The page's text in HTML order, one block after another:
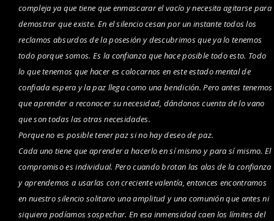
compleja ya que tiene que enmascarar el vacío y necesita agitarse para
demostrar que existe. En el silencio cesan por un instante todos los
reclamos absurdos de la posesión y descubrimos que ya lo tenemos
todo porque somos. Es la confianza que hace posible todo esto. Todo
lo que tenemos que hacer es colocarnos en este estado mental de
confiada espera y la paz llega como una bendición. Pero antes tenemos
queaprender a reconocer su necesidad, dándonos cuenta de lo vano
que son todas las otras necesidades.
Porque no es posible tener paz si no hay deseo de paz.
Cada uno tiene que aprender a hacerlo en sí mismo y para sí mismo. El
compromiso es individual. Pero cuando brotan las alas de la confianza
y aprendemos a usarlas con creciente valentía, entonces encontramos
en nuestro silencio solitario una amplitud y una comunión que antes ni
siquiera podíamos sospechar. En esa inmensidad caen los límites del